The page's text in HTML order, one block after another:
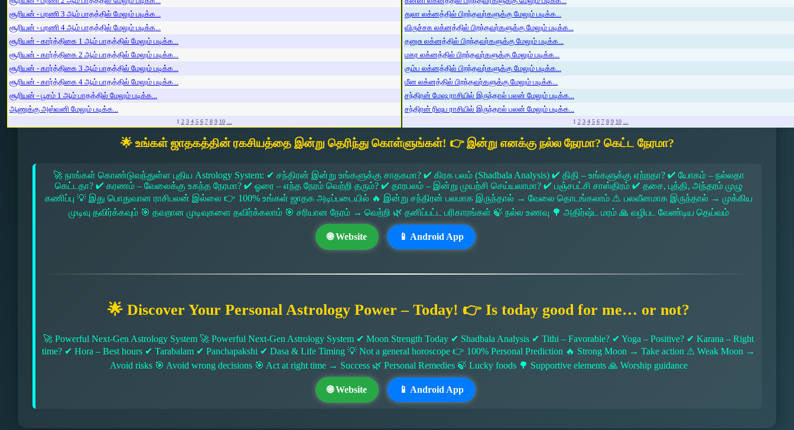
சூரியன் - பரணி 3 ஆம் பாதத்தில் மேலும் படிக்க...
சூரியன் - பரணி 4 ஆம் பாதத்தில் மேலும் படிக்க...
சூரியன் - கார்த்திகை 1 ஆம் பாதத்தில் மேலும் படிக்க...
சூரியன் - கார்த்திகை 2 ஆம் பாதத்தில் மேலும் படிக்க...
சூரியன் - கார்த்திகை 3 ஆம் பாதத்தில் மேலும் படிக்க...
சூரியன் - கார்த்திகை 4 ஆம் பாதத்தில் மேலும் படிக்க...
சூரியன் - பூசம் 1 ஆம் பாதத்தில் மேலும் படிக்க...
ஆணுக்கு அஸ்வனி மேலும் படிக்க...
1 2 3 4 5 6 7 8 9 10 ...
துலா லக்னத்தில் பிறந்தவர்களுக்கு மேலும் படிக்க...
விருச்சக லக்னத்தில் பிறந்தவர்களுக்கு மேலும் படிக்க...
தனுசு லக்னத்தில் பிறந்தவர்களுக்கு மேலும் படிக்க...
மகர லக்னத்தில் பிறந்தவர்களுக்கு மேலும் படிக்க...
கும்ப லக்னத்தில் பிறந்தவர்களுக்கு மேலும் படிக்க...
மீன லக்னத்தில் பிறந்தவர்களுக்கு மேலும் படிக்க...
சந்திரன் மேஷ ராசியில் இருந்தால் பலன் மேலும் படிக்க...
சந்திரன் ரிஷப ராசியில் இருந்தால் பலன் மேலும் படிக்க...
1 2 3 4 5 6 7 8 9 10 ...
🌟 உங்கள் ஜாதகத்தின் ரகசியத்தை இன்று தெரிந்து கொள்ளுங்கள்! 👉 இன்று எனக்கு நல்ல நேரமா? கெட்ட நேரமா?
🚀 நாங்கள் கொண்டுவந்துள்ள புதிய Astrology System: ✔ சந்திரன் இன்று உங்களுக்கு சாதகமா? ✔ கிரக பலம் (Shadbala Analysis) ✔ திதி – உங்களுக்கு ஏற்றதா? ✔ யோகம் – நல்லதா
கெட்டதா? ✔ கரணம் – வேலைக்கு உகந்த நேரமா? ✔ ஓரை – எந்த நேரம் வெற்றி தரும்? ✔ தாரபலம் – இன்று முயற்சி செய்யலாமா? ✔ பஞ்சபட்சி சாஸ்திரம் ✔ தசை, புத்தி, அந்தரம் முழு
கணிப்பு 💡 இது பொதுவான ராசிபலன் இல்லை 👉 100% உங்கள் ஜாதக அடிப்படையில் 🔥 இன்று சந்திரன் பலமாக இருந்தால் → வேலை தொடங்கலாம் ⚠ பலவீனமாக இருந்தால் → முக்கிய
முடிவு தவிர்க்கவும் 🎯 தவறான முடிவுகளை தவிர்க்கலாம் 🎯 சரியான நேரம் → வெற்றி 🌿 தனிப்பட்ட பரிகாரங்கள் 🍃 நல்ல உணவு 🌳 அதிர்ஷ்ட மரம் 🙏 வழிபட வேண்டிய தெய்வம்
🌐 Website 📱 Android App
🌟 Discover Your Personal Astrology Power – Today! 👉 Is today good for me… or not?
🚀 Powerful Next-Gen Astrology System 🚀 Powerful Next-Gen Astrology System ✔ Moon Strength Today ✔ Shadbala Analysis ✔ Tithi – Favorable? ✔ Yoga – Positive? ✔ Karana – Right
time? ✔ Hora – Best hours ✔ Tarabalam ✔ Panchapakshi ✔ Dasa & Life Timing 💡 Not a general horoscope 👉 100% Personal Prediction 🔥 Strong Moon → Take action ⚠ Weak Moon →
Avoid risks 🎯 Avoid wrong decisions 🎯 Act at right time → Success 🌿 Personal Remedies 🍃 Lucky foods 🌳 Supportive elements 🙏 Worship guidance
🌐 Website 📱 Android App